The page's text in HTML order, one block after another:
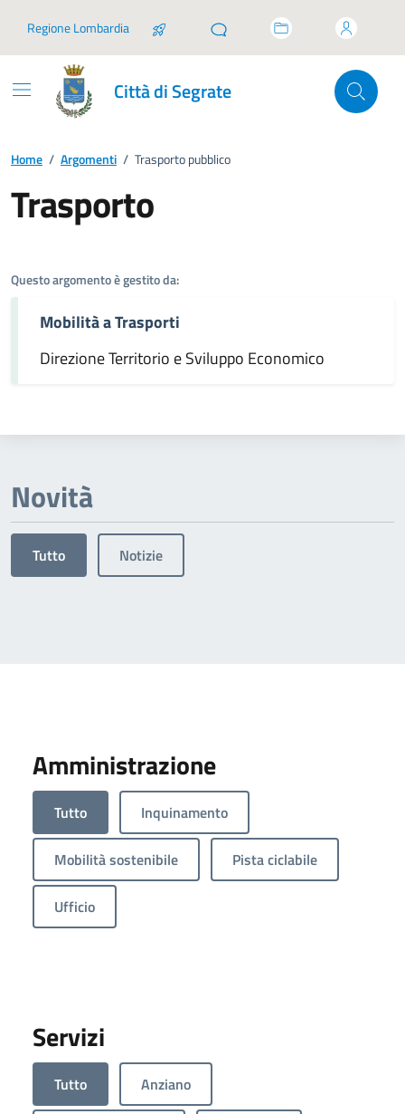
Regione Lombardia
Città di Segrate
Home / Argomenti / Trasporto pubblico
Trasporto
Questo argomento è gestito da:
Mobilità a Trasporti
Direzione Territorio e Sviluppo Economico
Novità
Tutto Notizie
Amministrazione
Tutto Inquinamento
Mobilità sostenibile Pista ciclabile
Ufficio
Servizi
Tutto Anziano